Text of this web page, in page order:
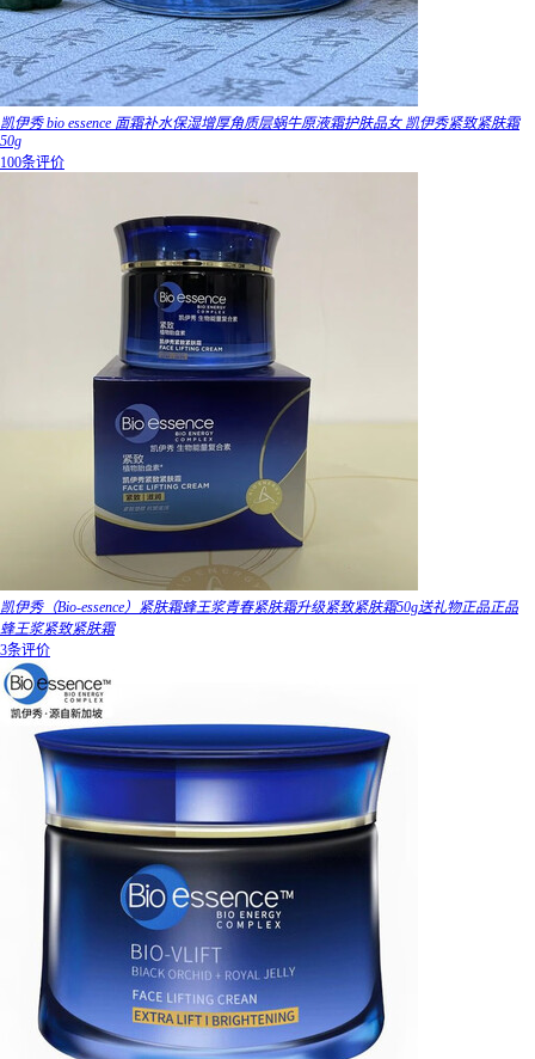
凯伊秀 bio essence 面霜补水保湿增厚角质层蜗牛原液霜护肤品女 凯伊秀紧致紧肤霜
50g
100条评价
凯伊秀（Bio-essence）紧肤霜蜂王浆青春紧肤霜升级紧致紧肤霜50g送礼物正品正品
蜂王浆紧致紧肤霜
3条评价